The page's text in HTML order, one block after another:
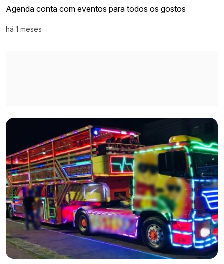
Agenda conta com eventos para todos os gostos
há 1 meses